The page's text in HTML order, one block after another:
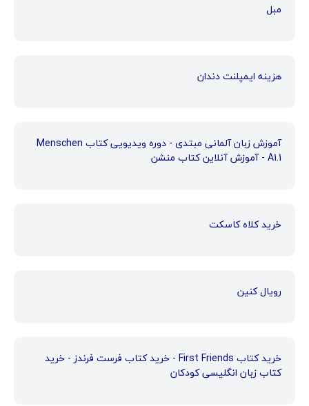
مبل
هزینه ایمپلنت دندان
آموزش زبان آلمانی مبتدی - دوره ویدیویی کتاب Menschen
A1.1 - آموزش آنلاین کتاب منشن
خرید کلاه کاسکت
رویال کنین
خرید کتاب First Friends - خرید کتاب فرست فرندز - خرید
کتاب زبان انگلیسی کودکان